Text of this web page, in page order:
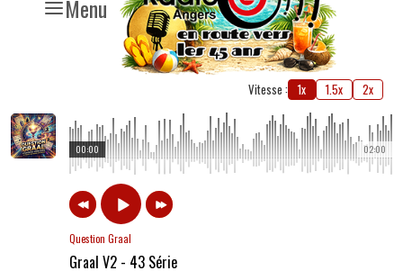
Menu
Vitesse : 1x 1.5x 2x
02:00
00:00
Question Graal
Graal V2 - 43 Série